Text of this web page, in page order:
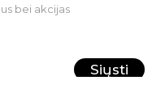
bei akcijas
Siųsti